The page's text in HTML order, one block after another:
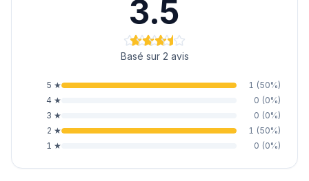
3.5
Basé sur 2 avis
5 ★ 1 (50%)
4 ★ 0 (0%)
3 ★ 0 (0%)
2 ★ 1 (50%)
1 ★ 0 (0%)